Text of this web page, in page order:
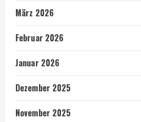
März 2026
Februar 2026
Januar 2026
Dezember 2025
November 2025